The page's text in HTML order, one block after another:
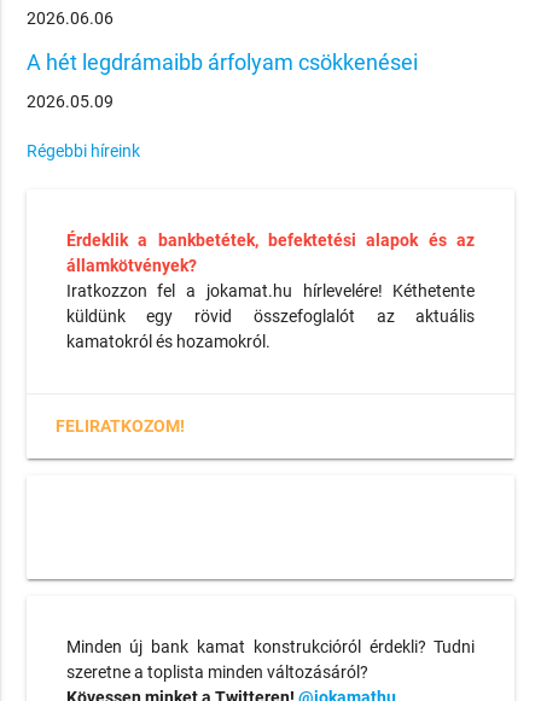
2026.06.06
A hét legdrámaibb árfolyam csökkenései
2026.05.09
Régebbi híreink
Érdeklik a bankbetétek, befektetési alapok és az
államkötvények?
Iratkozzon fel a jokamat.hu hírlevelére! Kéthetente
küldünk egy rövid összefoglalót az aktuális
kamatokról és hozamokról.
FELIRATKOZOM!
Minden új bank kamat konstrukcióról érdekli? Tudni
szeretne a toplista minden változásáról?